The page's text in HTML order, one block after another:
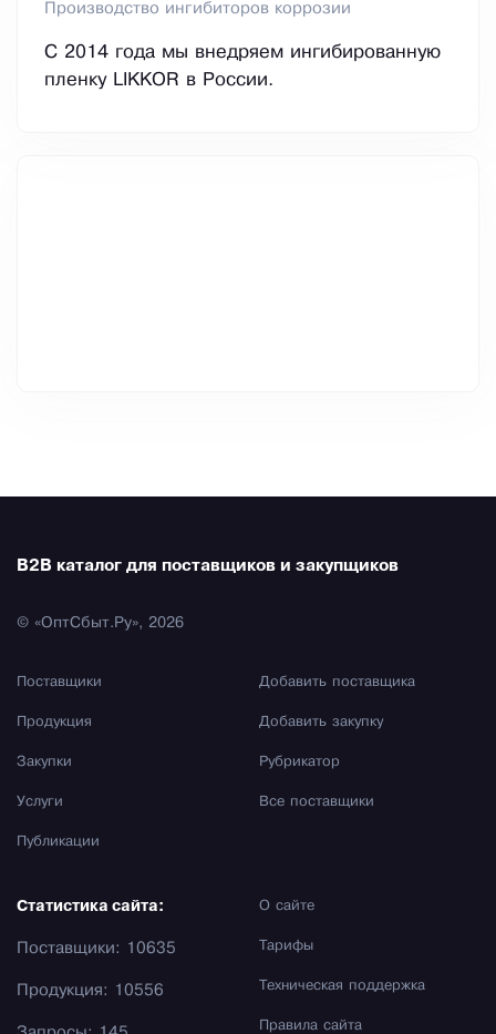
Производство ингибиторов коррозии
С 2014 года мы внедряем ингибированную
пленку LIKKOR в России.
B2B каталог для поставщиков и закупщиков
© «ОптСбыт.Ру», 2026
Поставщики
Продукция
Закупки
Услуги
Публикации
Добавить поставщика
Добавить закупку
Рубрикатор
Все поставщики
О сайте
Тарифы
Техническая поддержка
Правила сайта
Статистика сайта:
Поставщики: 10635
Продукция: 10556